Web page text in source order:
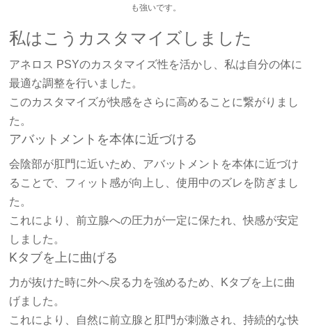
も強いです。
私はこうカスタマイズしました
アネロス PSYのカスタマイズ性を活かし、私は自分の体に
最適な調整を行いました。
このカスタマイズが快感をさらに高めることに繋がりまし
た。
アバットメントを本体に近づける
会陰部が肛門に近いため、アバットメントを本体に近づけ
ることで、フィット感が向上し、使用中のズレを防ぎまし
た。
これにより、前立腺への圧力が一定に保たれ、快感が安定
しました。
Kタブを上に曲げる
力が抜けた時に外へ戻る力を強めるため、Kタブを上に曲
げました。
これにより、自然に前立腺と肛門が刺激され、持続的な快